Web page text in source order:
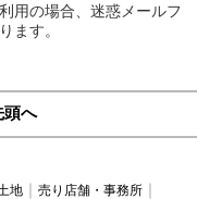
用の場合、迷惑メールフ
ます。
頭へ
地
売り店舗・事務所